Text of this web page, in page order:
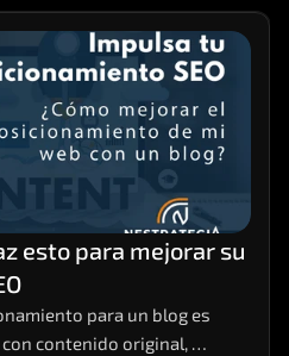
de SEO efectivas que
aumentan el tráfico orgánico y potencian tus ventas.
esto para mejorar su
para un blog es
contenido original,